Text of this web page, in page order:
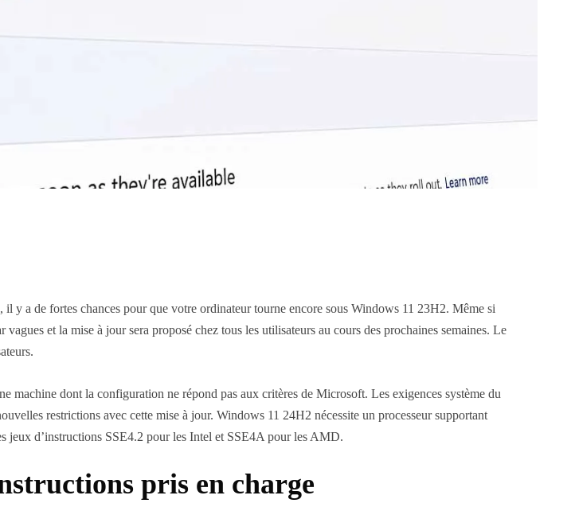
y a de fortes chances pour que votre ordinateur tourne encore sous Windows 11 23H2. Même si
et la mise à jour sera proposé chez tous les utilisateurs au cours des prochaines semaines. Le
machine dont la configuration ne répond pas aux critères de Microsoft. Les exigences système du
restrictions avec cette mise à jour. Windows 11 24H2 nécessite un processeur supportant
jeux d’instructions SSE4.2 pour les Intel et SSE4A pour les AMD.
pris en charge